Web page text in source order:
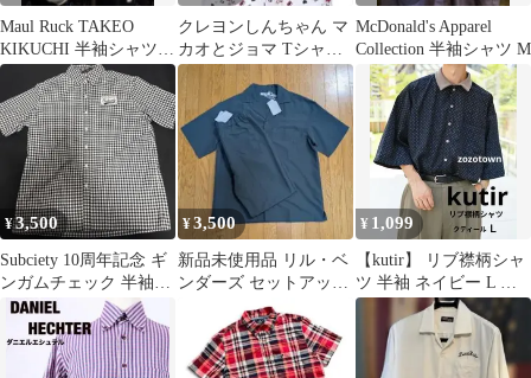
Maul Ruck TAKEO
KIKUCHI 半袖シャツ
ライトブルー
クレヨンしんちゃん マ
カオとジョマ Tシャツ
Mサイズ
McDonald's Apparel
Collection 半袖シャツ M
¥3,500
Subciety 10周年記念 ギ
ンガムチェック 半袖シ
ャツ
¥3,500
新品未使用品 リル・ベ
ンダーズ セットアップ
チャコールグレー
¥ 1,099
【kutir】 リブ襟柄シャ
ツ 半袖 ネイビー L オ
ーバーサイズ ゆったり